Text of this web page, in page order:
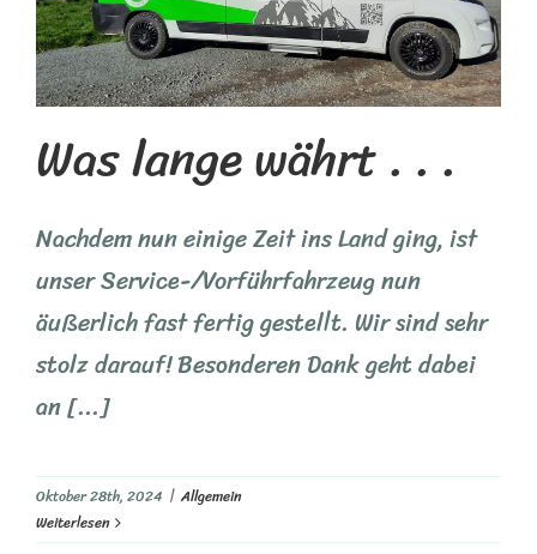
Was lange währt . . .
Nachdem nun einige Zeit ins Land ging, ist
unser Service-/Vorführfahrzeug nun
äußerlich fast fertig gestellt. Wir sind sehr
stolz darauf! Besonderen Dank geht dabei
an [...]
Oktober 28th, 2024 | Allgemein
Weiterlesen